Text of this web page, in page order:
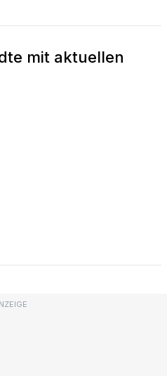
mit aktuellen